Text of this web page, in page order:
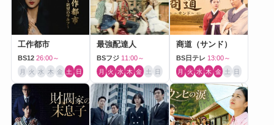
工作都市
BS12 26:00～
月 火 水 木 金 土 日
最強配達人
BSフジ 11:00～
月 火 水 木 金 土 日
商道（サンド）
BS日テレ 13:00～
月 火 水 木 金 土 日